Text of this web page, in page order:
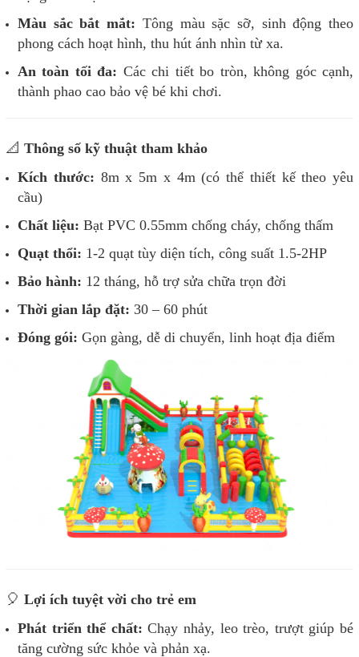
Màu sắc bắt mắt: Tông màu sặc sỡ, sinh động theo
phong cách hoạt hình, thu hút ánh nhìn từ xa.
An toàn tối đa: Các chi tiết bo tròn, không góc cạnh,
thành phao cao bảo vệ bé khi chơi.
📐 Thông số kỹ thuật tham khảo
Kích thước: 8m x 5m x 4m (có thể thiết kế theo yêu
cầu)
Chất liệu: Bạt PVC 0.55mm chống cháy, chống thấm
Quạt thổi: 1-2 quạt tùy diện tích, công suất 1.5-2HP
Bảo hành: 12 tháng, hỗ trợ sửa chữa trọn đời
Thời gian lắp đặt: 30 – 60 phút
Đóng gói: Gọn gàng, dễ di chuyển, linh hoạt địa điểm
🎈 Lợi ích tuyệt vời cho trẻ em
Phát triển thể chất: Chạy nhảy, leo trèo, trượt giúp bé
tăng cường sức khỏe và phản xạ.